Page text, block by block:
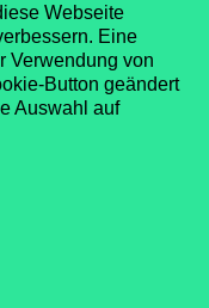
Webseite
Eine
Verwendung von
Button geändert
Auswahl auf